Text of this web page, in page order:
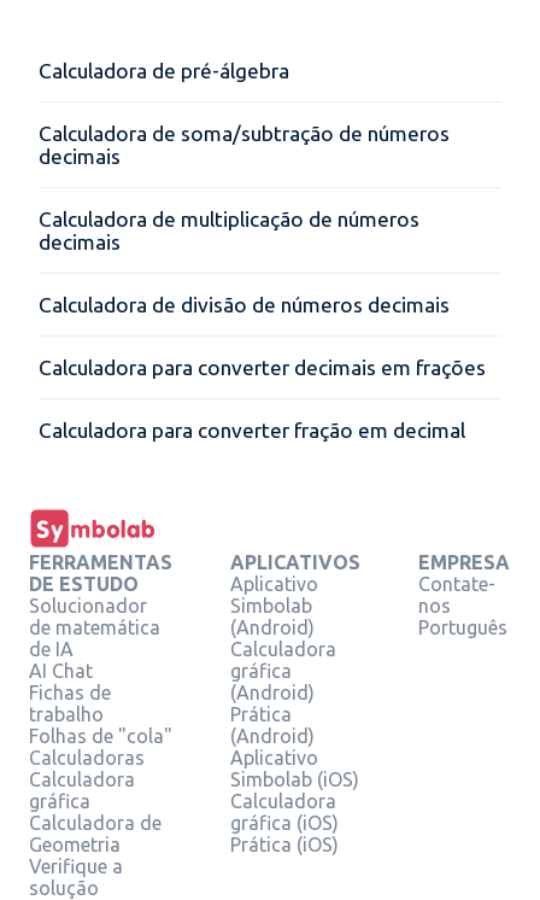
Calculadora de pré-álgebra
Calculadora de soma/subtração de números
decimais
Calculadora de multiplicação de números
decimais
Calculadora de divisão de números decimais
Calculadora para converter decimais em frações
Calculadora para converter fração em decimal
FERRAMENTAS
DE ESTUDO
Solucionador
de matemática
de IA
AI Chat
Fichas de
trabalho
Folhas de "cola"
Calculadoras
Calculadora
gráfica
Calculadora de
Geometria
Verifique a
solução
APLICATIVOS
Aplicativo
Simbolab
(Android)
Calculadora
gráfica
(Android)
Prática
(Android)
Aplicativo
Simbolab (iOS)
Calculadora
gráfica (iOS)
Prática (iOS)
EMPRESA
Contate-
nos
Português